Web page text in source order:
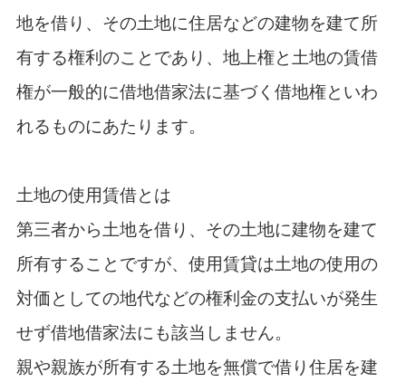
地を借り、その土地に住居などの建物を建て所
有する権利のことであり、地上権と土地の賃借
権が一般的に借地借家法に基づく借地権といわ
れるものにあたります。
土地の使用賃借とは
第三者から土地を借り、その土地に建物を建て
所有することですが、使用賃貸は土地の使用の
対価としての地代などの権利金の支払いが発生
せず借地借家法にも該当しません。
親や親族が所有する土地を無償で借り住居を建